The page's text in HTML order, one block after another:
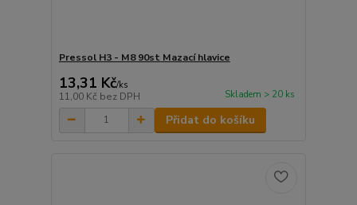
Pressol H3 - M8 90st Mazací hlavice
13,31 Kč/ks
11,00 Kč bez DPH Skladem > 20 ks
Přidat do košíku